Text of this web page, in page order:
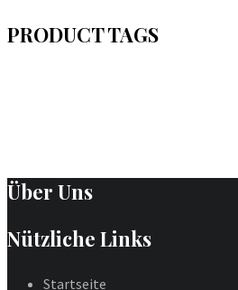
PRODUCT TAGS
Über Uns
Nützliche Links
Startseite